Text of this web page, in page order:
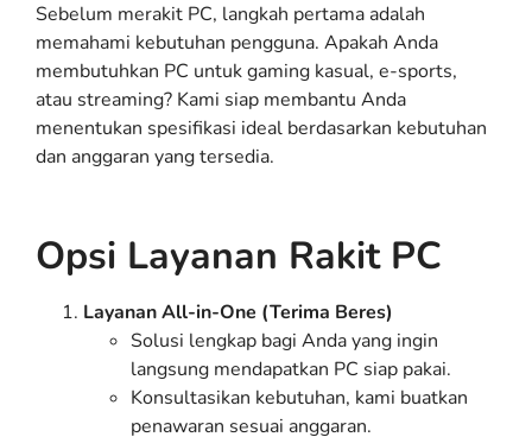
Sebelum merakit PC, langkah pertama adalah
memahami kebutuhan pengguna. Apakah Anda
membutuhkan PC untuk gaming kasual, e-sports,
atau streaming? Kami siap membantu Anda
menentukan spesifikasi ideal berdasarkan kebutuhan
dan anggaran yang tersedia.
Opsi Layanan Rakit PC
Layanan All-in-One (Terima Beres)
Solusi lengkap bagi Anda yang ingin
langsung mendapatkan PC siap pakai.
Konsultasikan kebutuhan, kami buatkan
penawaran sesuai anggaran.